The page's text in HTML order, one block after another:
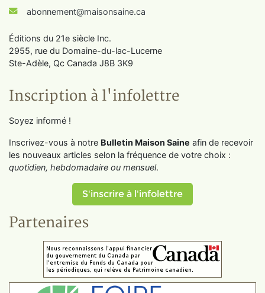
abonnement@maisonsaine.ca
Éditions du 21e siècle Inc.
2955, rue du Domaine-du-lac-Lucerne
Ste-Adèle, Qc Canada J8B 3K9
Inscription à l'infolettre
Soyez informé !
Inscrivez-vous à notre Bulletin Maison Saine afin de recevoir
les nouveaux articles selon la fréquence de votre choix :
quotidien, hebdomadaire ou mensuel.
S'inscrire à l'infolettre
Partenaires